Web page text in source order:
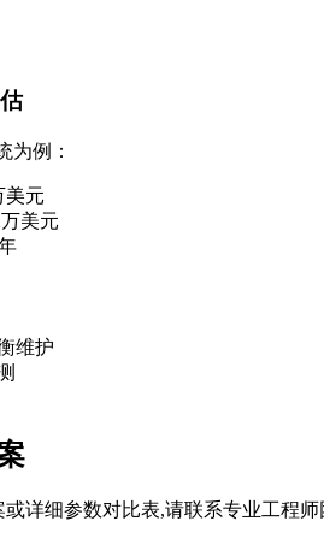
为例：
美元
美元
维护
详细参数对比表,请联系专业工程师